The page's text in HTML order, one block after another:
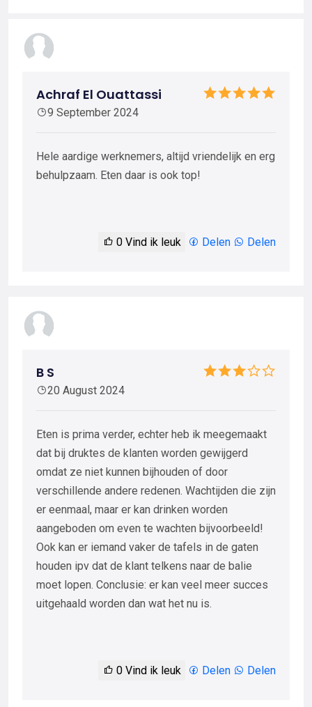
Achraf El Ouattassi
9 September 2024
Hele aardige werknemers, altijd vriendelijk en erg
behulpzaam. Eten daar is ook top!
0 Vind ik leuk Delen Delen
B S
20 August 2024
Eten is prima verder, echter heb ik meegemaakt
dat bij druktes de klanten worden gewijgerd
omdat ze niet kunnen bijhouden of door
verschillende andere redenen. Wachtijden die zijn
er eenmaal, maar er kan drinken worden
aangeboden om even te wachten bijvoorbeeld!
Ook kan er iemand vaker de tafels in de gaten
houden ipv dat de klant telkens naar de balie
moet lopen. Conclusie: er kan veel meer succes
uitgehaald worden dan wat het nu is.
0 Vind ik leuk Delen Delen